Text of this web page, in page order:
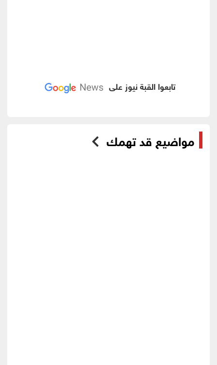
تابعوا القبة نيوز على
مواضيع قد تهمك